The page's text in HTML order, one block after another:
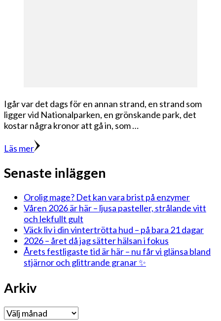
Igår var det dags för en annan strand, en strand som
ligger vid Nationalparken, en grönskande park, det
kostar några kronor att gå in, som …
Läs mer
Senaste inläggen
Orolig mage? Det kan vara brist på enzymer
Våren 2026 är här – ljusa pasteller, strålande vitt
och lekfullt gult
Väck liv i din vintertrötta hud – på bara 21 dagar
2026 – året då jag sätter hälsan i fokus
Årets festligaste tid är här – nu får vi glänsa bland
stjärnor och glittrande granar ✨
Arkiv
Arkiv